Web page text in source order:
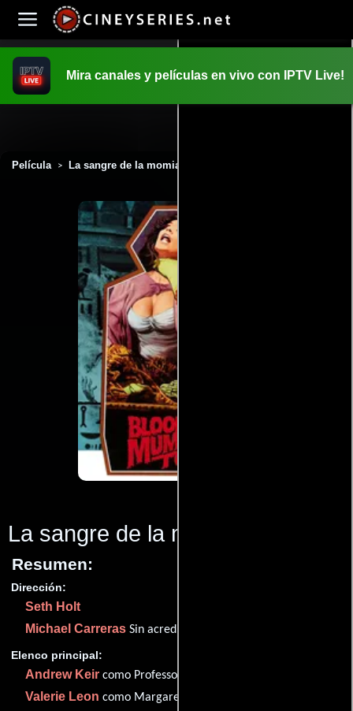
Mira canales y películas en vivo con IPTV Live!
Película > La sangre de la momia (1971)
La sangre de la momia
Resumen:
Dirección:
Seth Holt
Michael Carreras Sin acreditar
Elenco principal:
Andrew Keir como Professor Julian Fuchs
Valerie Leon como Margaret Fuchs /Queen Tera